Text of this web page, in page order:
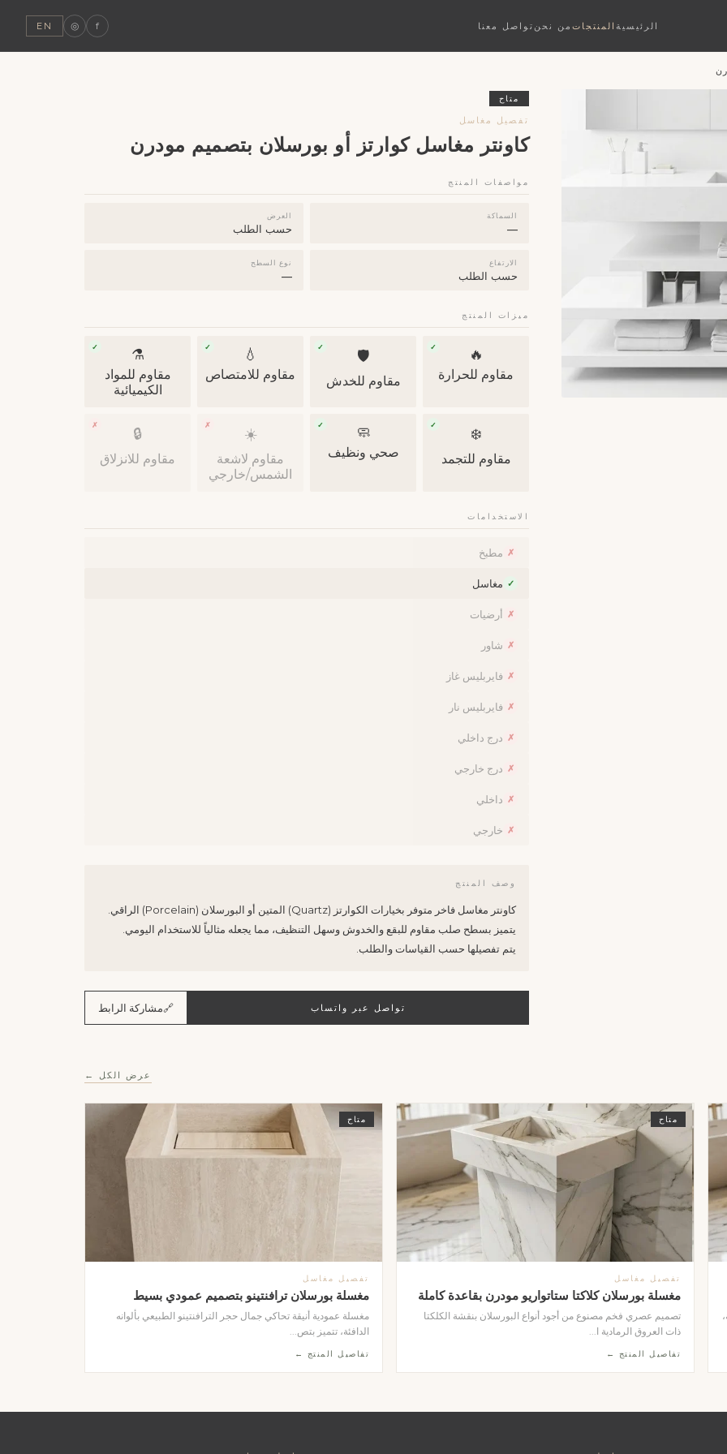
الرئيسية المنتجات من نحن تواصل معنا f
◎
EN
متاح
تفصيل مغاسل
كاونتر مغاسل كوارتز أو بورسلان بتصميم مودرن
مواصفات المنتج
السماكة
—
العرض
حسب الطلب
الارتفاع
حسب الطلب
نوع السطح
—
ميزات المنتج
🔥
✓
مقاوم للحرارة
🛡
✓
مقاوم للخدش
💧
✓
مقاوم للامتصاص
⚗️
✓
مقاوم للمواد
الكيميائية
❄️
✓
مقاوم للتجمد
🧼
✓
صحي ونظيف
☀️
✗
مقاوم لاشعة
الشمس/خارجي
🔒
✗
مقاوم للانزلاق
الاستخدامات
✗ مطبخ
✓ مغاسل
✗ أرضيات
✗ شاور
✗ فايربليس غاز
✗ فايربليس نار
✗ درج داخلي
✗ درج خارجي
✗ داخلي
✗ خارجي
وصف المنتج
كاونتر مغاسل فاخر متوفر بخيارات الكوارتز (Quartz) المتين أو البورسلان (Porcelain) الراقي.
يتميز بسطح صلب مقاوم للبقع والخدوش وسهل التنظيف، مما يجعله مثالياً للاستخدام اليومي.
يتم تفصيلها حسب القياسات والطلب.
تواصل عبر واتساب 🔗مشاركة الرابط
عرض الكل ←
متاح
تفصيل مغاسل
مغسلة بورسلان كلاكتا ستاتواريو مودرن بقاعدة كاملة
تصميم عصري فخم مصنوع من أجود أنواع البورسلان بنقشة الكلكتا
ذات العروق الرمادية ا...
تفاصيل المنتج ←
متاح
تفصيل مغاسل
مغسلة بورسلان ترافنتينو بتصميم عمودي بسيط
مغسلة عمودية أنيقة تحاكي جمال حجر الترافنتينو الطبيعي بألوانه
الدافئة، تتميز بتص...
تفاصيل المنتج ←